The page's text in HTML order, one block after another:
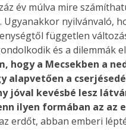
év múlva mire
nyilvánvaló,
független
és a dilemmák
hogy a Mecsekben a
alapvetően a
jóval kevésbé lesz
ilyen formában az az
erdőt, abban emberi